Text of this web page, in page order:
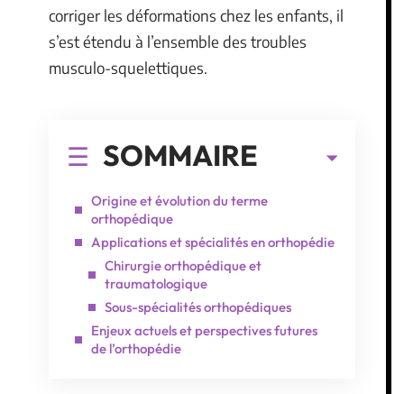
corriger les déformations chez les enfants, il
s’est étendu à l’ensemble des troubles
musculo-squelettiques.
SOMMAIRE
Origine et évolution du terme
orthopédique
Applications et spécialités en orthopédie
Chirurgie orthopédique et
traumatologique
Sous-spécialités orthopédiques
Enjeux actuels et perspectives futures
de l’orthopédie